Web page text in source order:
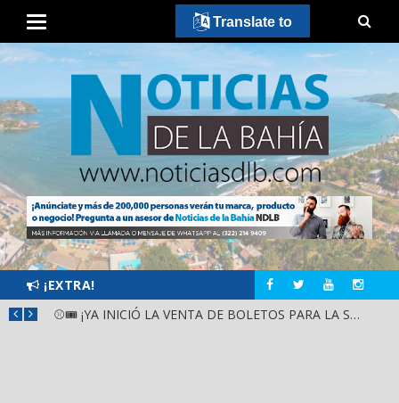
¡EXTRA!
⚾🎟️ ¡YA INICIÓ LA VENTA DE BOLETOS PARA LA SERIE DEL CARIBE KIDS NAYARIT 2026!
Translate to